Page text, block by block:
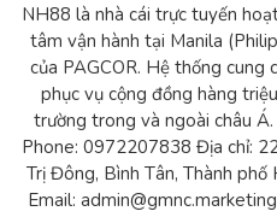
NH88 là nhà cái trực tuyến
tâm vận hành tại Manila
của PAGCOR. Hệ thống cung
phục vụ cộng đồng hàng
trường trong và ngoài châu
Phone: 0972207838 Địa chỉ:
Trị Đông, Bình Tân, Thành
Email: